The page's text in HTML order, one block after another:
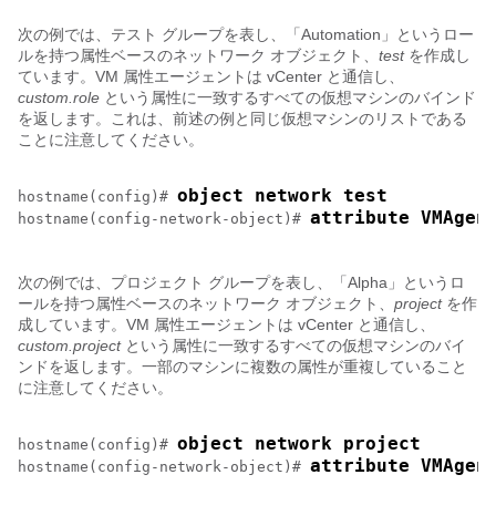
次の例では、テスト グループを表し、「Automation」というロー
ルを持つ属性ベースのネットワーク オブジェクト、 test を作成し
ています。VM 属性エージェントは vCenter と通信し、
custom.role という属性に一致するすべての仮想マシンのバインド
を返します。これは、前述の例と同じ仮想マシンのリストである
ことに注意してください。
hostname(config)# object network test
hostname(config-network-object)# attribute
次の例では、プロジェクト グループを表し、「Alpha」というロ
ールを持つ属性ベースのネットワーク オブジェクト、 project を作
成しています。VM 属性エージェントは vCenter と通信し、
custom.project という属性に一致するすべての仮想マシンのバイ
ンドを返します。一部のマシンに複数の属性が重複していること
に注意してください。
hostname(config)# object network project
hostname(config-network-object)# attribute